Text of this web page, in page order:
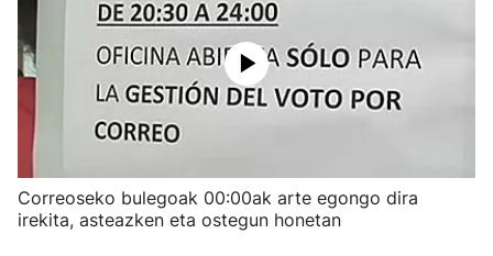
Correoseko bulegoak 00:00ak arte egongo dira
irekita, asteazken eta ostegun honetan